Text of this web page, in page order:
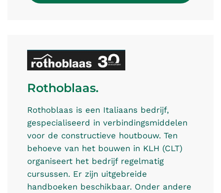
Rothoblaas.
Rothoblaas is een Italiaans bedrijf,
gespecialiseerd in verbindingsmiddelen
voor de constructieve houtbouw. Ten
behoeve van het bouwen in KLH (CLT)
organiseert het bedrijf regelmatig
cursussen. Er zijn uitgebreide
handboeken beschikbaar. Onder andere